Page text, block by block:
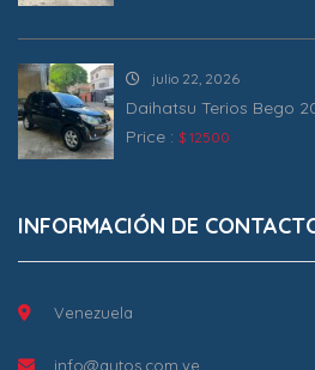
julio 22, 2026
Daihatsu Terios Bego
Price : $ 12500
INFORMACIÓN DE
Venezuela
info@autos.com.ve